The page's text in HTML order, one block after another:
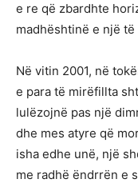
e re që zbardhte
madhështinë e një
Në vitin 2001, në
e para të mirëfillta
lulëzojnë pas një
dhe mes atyre që
isha edhe unë, një
me radhë ëndrrën e